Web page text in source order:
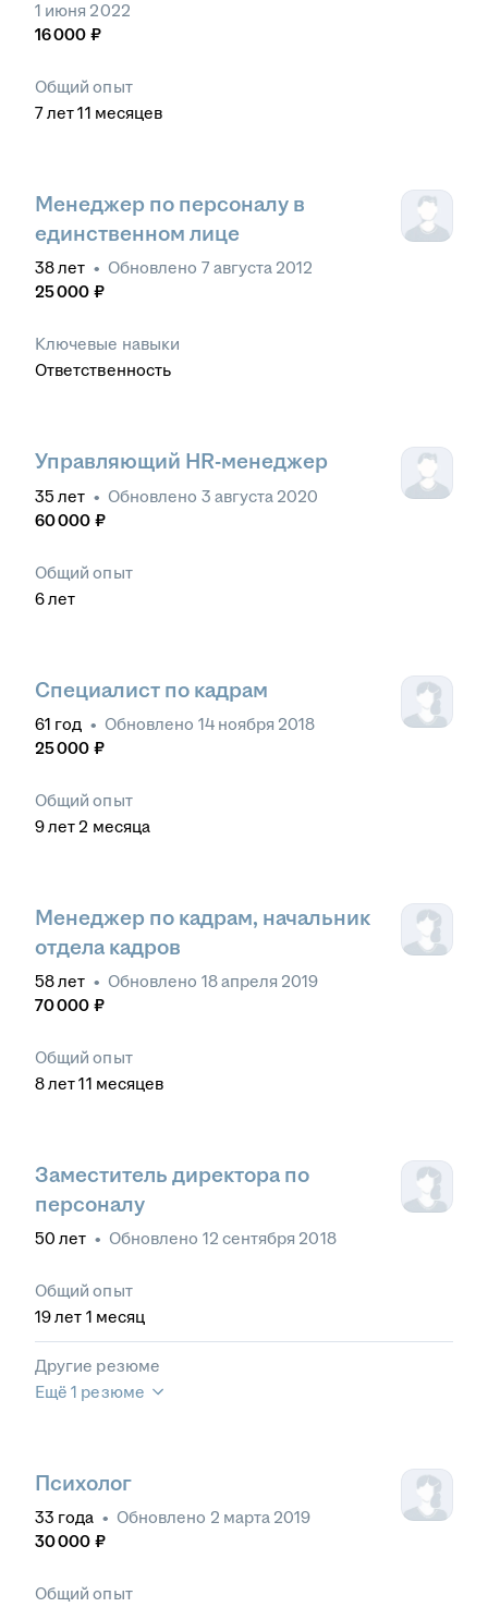
1 июня 2022
16 000 ₽
Общий опыт
7лет 11 месяцев
Менеджер по персоналу в
единственном лице
38лет • Обновлено 7 августа 2012
25 000 ₽
Ключевые навыки
Ответственность
Управляющий HR-менеджер
35 лет • Обновлено 3 августа 2020
60 000 ₽
Общий опыт
6лет
Специалист по кадрам
61 год • Обновлено 14 ноября 2018
25 000 ₽
Общий опыт
9лет 2 месяца
Менеджер по кадрам, начальник
отдела кадров
58лет • Обновлено 18 апреля 2019
70 000 ₽
Общий опыт
8лет 11 месяцев
Заместитель директора по
персоналу
50 лет • Обновлено 12 сентября 2018
Общий опыт
19лет 1 месяц
Другие резюме
Ещё 1 резюме
Психолог
33 года • Обновлено 2 марта 2019
30 000 ₽
Общий опыт